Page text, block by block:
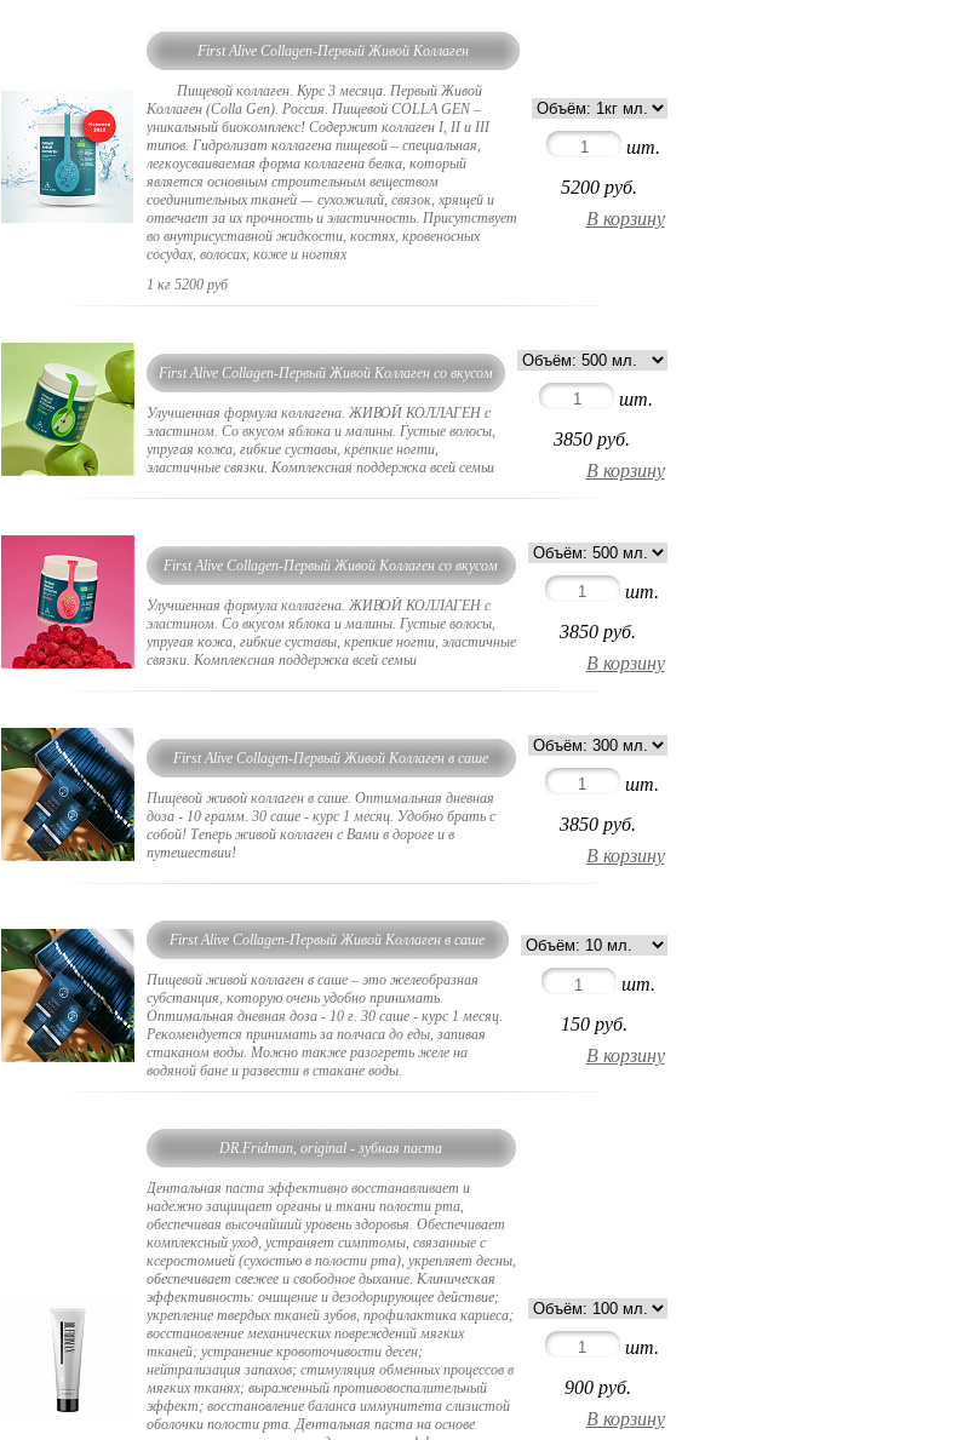
First Alive Collagen-Первый Живой Коллаген
Пищевой коллаген. Курс 3 месяца. Первый Живой
Коллаген (Colla Gen). Россия. Пищевой COLLA GEN –
уникальный биокомплекс! Содержит коллаген I, II и III
типов. Гидролизат коллагена пищевой – специальная,
легкоусваиваемая форма коллагена белка, который
является основным строительным веществом
соединительных тканей — сухожилий, связок, хрящей и
отвечает за их прочность и эластичность. Присутствует
во внутрисуставной жидкости, костях, кровеносных
сосудах, волосах, коже и ногтях
1 кг 5200 руб
шт.
5200 руб.
First Alive Collagen-Первый Живой Коллаген со вкусом
яблока
Улучшенная формула коллагена. ЖИВОЙ КОЛЛАГЕН с
эластином. Со вкусом яблока и малины. Густые волосы,
упругая кожа, гибкие суставы, крепкие ногти,
эластичные связки. Комплексная поддержка всей семьи
шт.
3850 руб.
First Alive Collagen-Первый Живой Коллаген со вкусом
малины
Улучшенная формула коллагена. ЖИВОЙ КОЛЛАГЕН с
эластином. Со вкусом яблока и малины. Густые волосы,
упругая кожа, гибкие суставы, крепкие ногти, эластичные
связки. Комплексная поддержка всей семьи
шт.
3850руб.
First Alive Collagen-Первый Живой Коллаген в саше
Пищевой живой коллаген в саше. Оптимальная дневная
доза - 10 грамм. 30 саше - курс 1 месяц. Удобно брать с
собой! Теперь живой коллаген с Вами в дороге и в
путешествии!
шт.
3850руб.
First Alive Collagen-Первый Живой Коллаген в саше
Пищевой живой коллаген в саше – это желеобразная
субстанция, которую очень удобно принимать.
Оптимальная дневная доза - 10 г. 30 саше - курс 1 месяц.
Рекомендуется принимать за полчаса до еды, запивая
стаканом воды. Можно также разогреть желе на
водяной бане и развести в стакане воды.
шт.
150руб.
DR.Fridman, original - зубная паста
Дентальная паста эффективно восстанавливает и
надежно защищает органы и ткани полости рта,
обеспечивая высочайший уровень здоровья. Обеспечивает
комплексный уход, устраняет симптомы, связанные с
ксеростомией (сухостью в полости рта), укрепляет десны,
обеспечивает свежее и свободное дыхание. Клиническая
эффективность: очищение и дезодорирующее действие;
укрепление твердых тканей зубов, профилактика кариеса;
восстановление механических повреждений мягких
тканей; устранение кровоточивости десен;
нейтрализация запахов; стимуляция обменных процессов в
мягких тканях; выраженный противовоспалительный
эффект; восстановление баланса иммунитета слизистой
оболочки полости рта. Дентальная паста на основе
шт.
900руб.